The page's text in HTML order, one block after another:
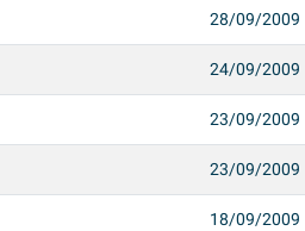
28/09/2009
24/09/2009
23/09/2009
23/09/2009
18/09/2009